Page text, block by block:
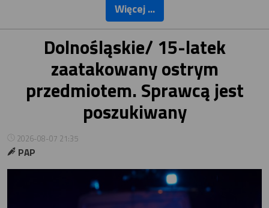
Więcej ...
Dolnośląskie/ 15-latek
zaatakowany ostrym
przedmiotem. Sprawcą jest
poszukiwany
2026-08-07 21:35
PAP